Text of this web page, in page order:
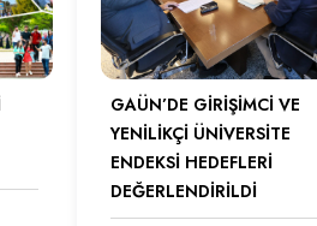
GAÜN’DE GİRİŞİMCİ VE
YENİLİKÇİ ÜNİVERSİTE
ENDEKSİ HEDEFLERİ
DEĞERLENDİRİLDİ